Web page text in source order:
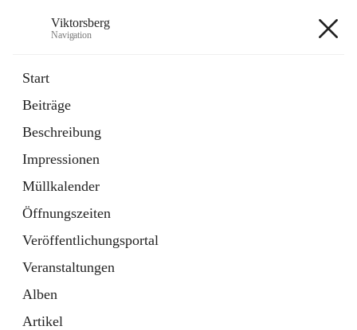
Viktorsberg
Navigation
Start
Beiträge
Beschreibung
Impressionen
Müllkalender
Öffnungszeiten
Veröffentlichungsportal
Veranstaltungen
Alben
Artikel
1 Schnellzugriff
Bürgerservice
10 Schnellzugriffe